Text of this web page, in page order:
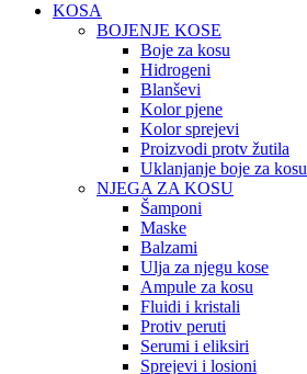
KOSA
BOJENJE KOSE
Boje za kosu
Hidrogeni
Blanševi
Kolor pjene
Kolor sprejevi
Proizvodi protv žutila
Uklanjanje boje za kosu
NJEGA ZA KOSU
Šamponi
Maske
Balzami
Ulja za njegu kose
Ampule za kosu
Fluidi i kristali
Protiv peruti
Serumi i eliksiri
Sprejevi i losioni